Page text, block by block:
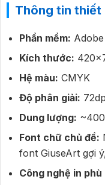
Thông tin thiết
Phần mềm:
Kích thước:
Hệ màu: CMYK
Độ phân giải:
Dung lượng:
Font chữ chủ đề:
font GiuseArt gợi
Công nghệ in phù